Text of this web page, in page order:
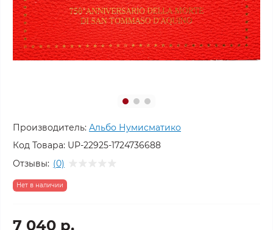
Производитель: Альбо Нумисматико
Код Товара: UP-22925-1724736688
Отзывы: (0)
Нет в наличии
7 040 р.